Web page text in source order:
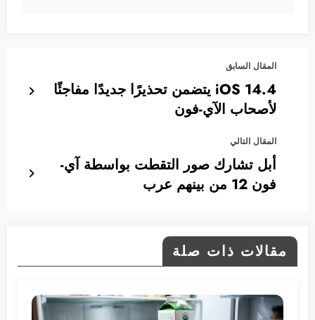
المقال السابق
iOS 14.4 يتضمن تحذيرًا جديدًا مفاجئًا
لأصحاب الآي-فون
المقال التالي
أبل تشارك صور التقطت بواسطة آي-
فون 12 من بينهم عرب
مقالات ذات صلة